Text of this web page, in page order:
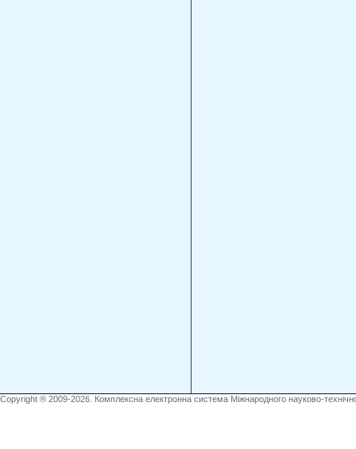
Copyright ® 2009-2026. Комплексна електронна система Міжнародного науково-